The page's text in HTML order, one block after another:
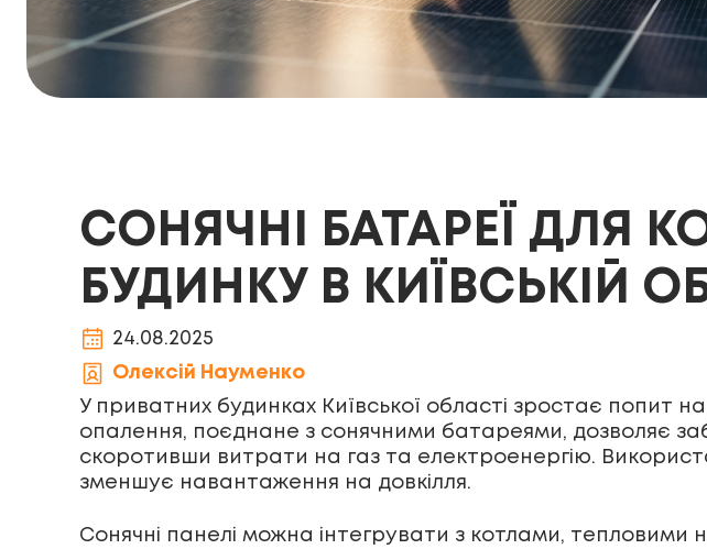
СОНЯЧНІ БАТАРЕЇ ДЛЯ
БУДИНКУ В КИЇВСЬКІЙ
24.08.2025
Олексій Науменко
У приватних будинках Київської області зростає попит
опалення, поєднане з сонячними батареями, дозволяє
скоротивши витрати на газ та електроенергію.
зменшує навантаження на довкілля.
Сонячні панелі можна інтегрувати з котлами,